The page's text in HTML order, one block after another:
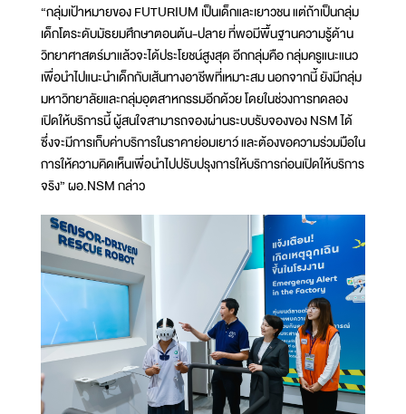
“กลุ่มเป้าหมายของ FUTURIUM เป็นเด็กและเยาวชน แต่ถ้าเป็นกลุ่ม
เด็กโตระดับมัธยมศึกษาตอนต้น-ปลาย ที่พอมีพื้นฐานความรู้ด้าน
วิทยาศาสตร์มาแล้วจะได้ประโยชน์สูงสุด อีกกลุ่มคือ กลุ่มครูแนะแนว
เพื่อนำไปแนะนำเด็กกับเส้นทางอาชีพที่เหมาะสม นอกจากนี้ ยังมีกลุ่ม
มหาวิทยาลัยและกลุ่มอุตสาหกรรมอีกด้วย โดยในช่วงการทดลอง
เปิดให้บริการนี้ ผู้สนใจสามารถจองผ่านระบบรับจองของ NSM ได้
ซึ่งจะมีการเก็บค่าบริการในราคาย่อมเยาว์ และต้องขอความร่วมมือใน
การให้ความคิดเห็นเพื่อนำไปปรับปรุงการให้บริการก่อนเปิดให้บริการ
จริง” ผอ.NSM กล่าว